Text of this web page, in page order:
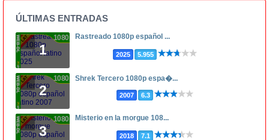
ÚLTIMAS ENTRADAS
1
1080p Rastreado 1080p español ...
2025 5.955
2
1080p Shrek Tercero 1080p espa�...
2007 6.3
3
1080p Misterio en la morgue 108...
2018 7.1